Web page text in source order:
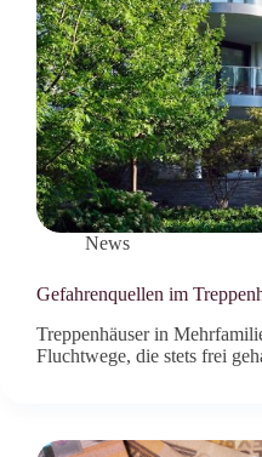
News
Gefahrenquellen im
Treppenhäuser in
Fluchtwege, die stets frei